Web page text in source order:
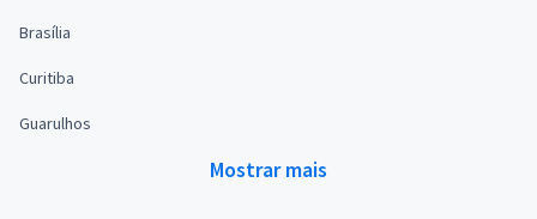
Brasília
Curitiba
Guarulhos
Mostrar mais